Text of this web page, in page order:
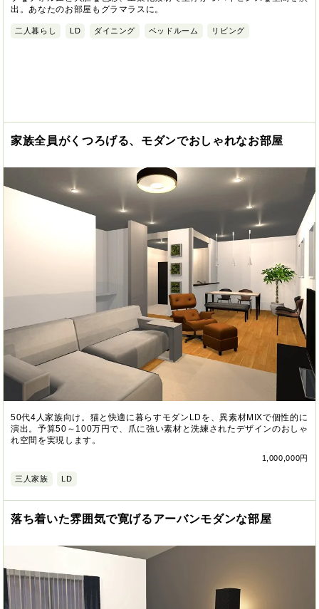
出。あなたのお部屋もグラマラスに。
二人暮らし LD ダイニング ベッドルーム リビング
家族全員がくつろげる、モダンでおしゃれなお部屋
50代4人家族向け。猫と快適に暮らすモダンLDを、異素材MIXで個性的に
演出。予算50～100万円で、爪に強い素材と洗練されたデザインのおしゃ
れ空間を実現します。
1,000,000円
三人家族 LD
落ち着いた雰囲気で寛げるアーバンモダンな部屋